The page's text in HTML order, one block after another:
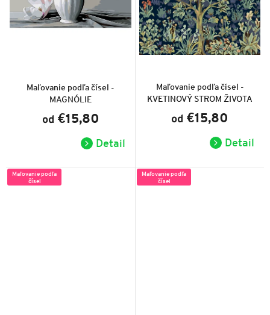
Maľovanie podľa čísel -
MAGNÓLIE
produktu
je
1,0
5
hviezdičiek.
od €15,80
Detail
Maľovanie podľa čísel -
KVETINOVÝ STROM ŽIVOTA
produktu
je
5,0
5
hviezdičiek.
od €15,80
Detail
Maľovanie podľa
čísel
Maľovanie podľa
čísel